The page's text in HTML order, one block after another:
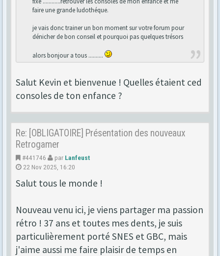
faire une grande ludothéque.
je vais donc trainer un bon moment sur votre forum pour
dénicher de bon conseil et pourquoi pas quelques trésors
alors bonjour a tous ..........
Salut Kevin et bienvenue ! Quelles étaient ced
consoles de ton enfance ?
Re: [OBLIGATOIRE] Présentation des nouveaux
Retrogamer
#441746 par Lanfeust
22 Nov 2025, 16:20
Salut tous le monde !
Nouveau venu ici, je viens partager ma passion
rétro ! 37 ans et toutes mes dents, je suis
particulièrement porté SNES et GBC, mais
j'aime aussi me faire plaisir de temps en